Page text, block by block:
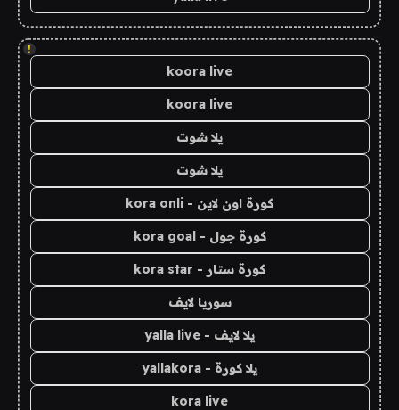
!
koora live
koora live
يلا شوت
يلا شوت
كورة اون لاين - kora onli
كورة جول - kora goal
كورة ستار - kora star
سوريا لايف
يلا لايف - yalla live
يلا كورة - yallakora
kora live